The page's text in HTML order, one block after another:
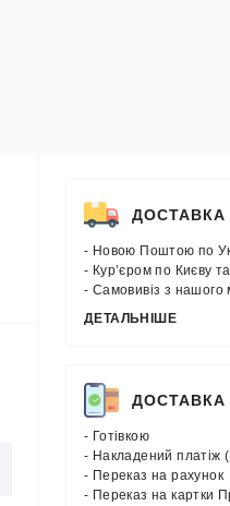
ДОСТАВКА
- Новою Поштою по
- Кур’єром по Києву
- Самовивіз з нашого
ДЕТАЛЬНІШЕ
ДОСТАВКА
- Готівкою
- Накладений платіж
- Переказ на рахунок
- Переказ на картки